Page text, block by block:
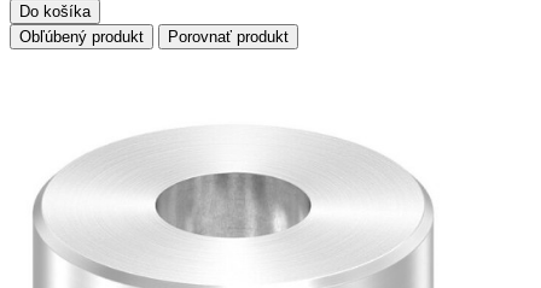
Do košíka
Obľúbený produkt
Porovnať produkt